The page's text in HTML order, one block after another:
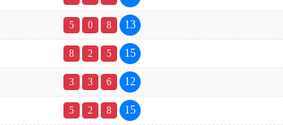
5 0 8 13
8 2 5 15
3 3 6 12
5 2 8 15